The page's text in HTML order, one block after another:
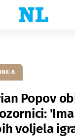
A
Popov
voljela